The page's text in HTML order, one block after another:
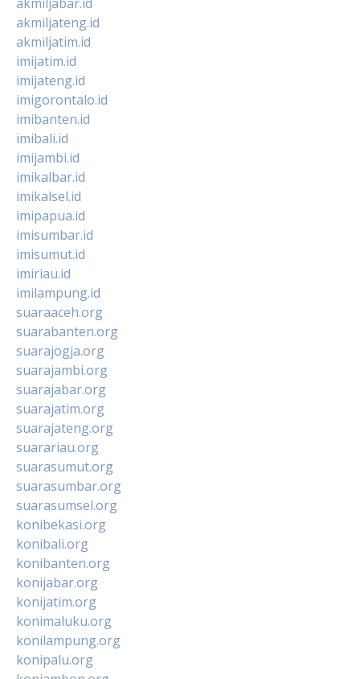
akmiljateng.id
akmiljatim.id
imijatim.id
imijateng.id
imigorontalo.id
imibanten.id
imibali.id
imijambi.id
imikalbar.id
imikalsel.id
imipapua.id
imisumbar.id
imisumut.id
imiriau.id
imilampung.id
suaraaceh.org
suarabanten.org
suarajogja.org
suarajambi.org
suarajabar.org
suarajatim.org
suarajateng.org
suarariau.org
suarasumut.org
suarasumbar.org
suarasumsel.org
konibekasi.org
konibali.org
konibanten.org
konijabar.org
konijatim.org
konimaluku.org
konilampung.org
konipalu.org